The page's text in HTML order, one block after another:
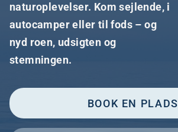
naturoplevelser. Kom sejlende, i
autocamper eller til fods – og
nyd roen, udsigten og
stemningen.
BOOK EN PLADS